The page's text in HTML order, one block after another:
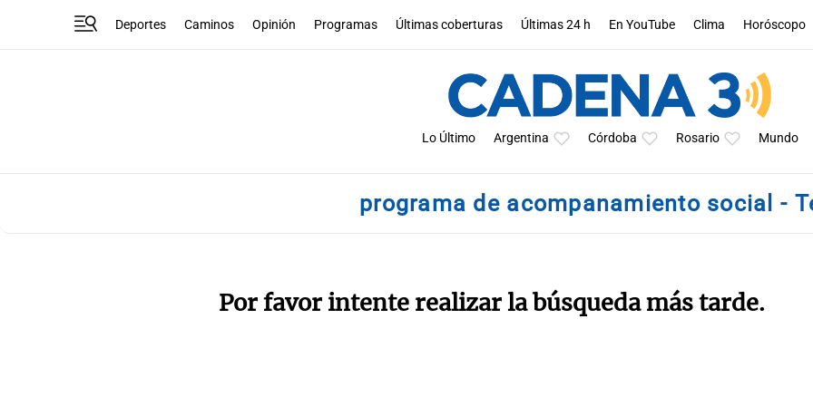
Deportes Caminos Opinión Programas Últimas coberturas Últimas 24 h En YouTube Clima Horóscopo
Lo Último Argentina Córdoba Rosario Mundo
programa de acompanamiento social -
Por favor intente realizar la búsqueda más tarde.